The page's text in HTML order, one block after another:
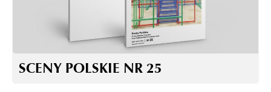
SCENY POLSKIE NR 25